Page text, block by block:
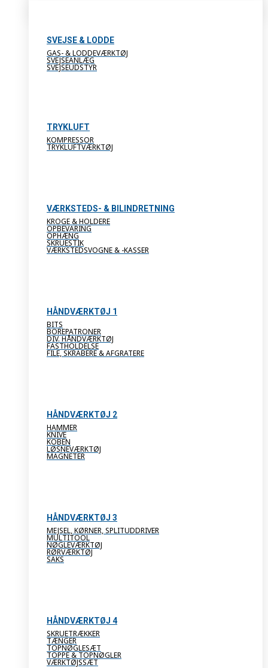
SVEJSE & LODDE
GAS- & LODDEVÆRKTØJ
SVEJSEANLÆG
SVEJSEUDSTYR
TRYKLUFT
KOMPRESSOR
TRYKLUFTVÆRKTØJ
VÆRKSTEDS- & BILINDRETNING
KROGE & HOLDERE
OPBEVARING
OPHÆNG
SKRUESTIK
VÆRKSTEDSVOGNE & -KASSER
HÅNDVÆRKTØJ 1
BITS
BOREPATRONER
DIV. HÅNDVÆRKTØJ
FASTHOLDELSE
FILE, SKRABERE & AFGRATERE
HÅNDVÆRKTØJ 2
HAMMER
KNIVE
KOBEN
LØSNEVÆRKTØJ
MAGNETER
HÅNDVÆRKTØJ 3
MEJSEL, KØRNER, SPLITUDDRIVER
MULTITOOL
NØGLEVÆRKTØJ
RØRVÆRKTØJ
SAKS
HÅNDVÆRKTØJ 4
SKRUETRÆKKER
TÆNGER
TOPNØGLESÆT
TOPPE & TOPNØGLER
VÆRKTØJSSÆT